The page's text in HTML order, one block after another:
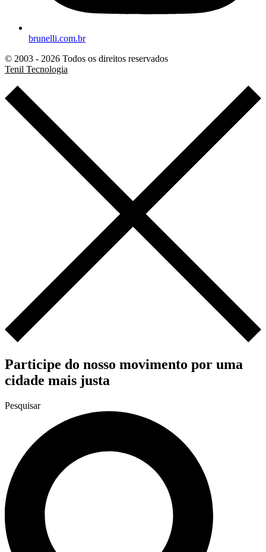
brunelli.com.br
© 2003 - 2026 Todos os direitos reservados
Tenil Tecnologia
Participe do nosso movimento por uma
cidade mais justa
Pesquisar